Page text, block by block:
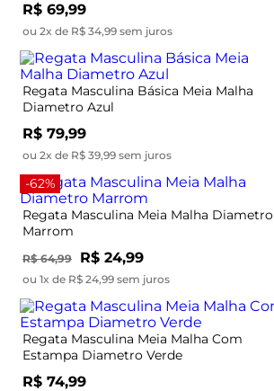
R$ 69,99
ou 2x de R$ 34,99 sem juros
Regata Masculina Básica Meia Malha
Diametro Azul
R$ 79,99
ou 2x de R$ 39,99 sem juros
-62%
Regata Masculina Meia Malha Diametro
Marrom
R$ 64,99 R$ 24,99
ou 1x de R$ 24,99 sem juros
Regata Masculina Meia Malha Com
Estampa Diametro Verde
R$ 74,99